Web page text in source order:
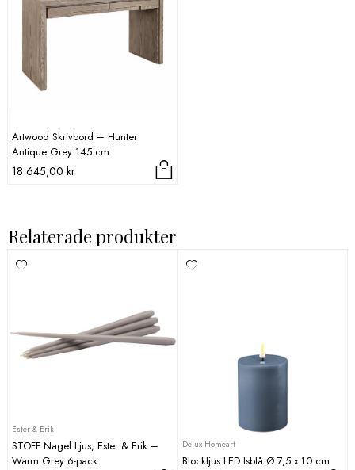
Artwood Skrivbord – Hunter
Antique Grey 145 cm
18 645,00 kr
Relaterade produkter
Ester & Erik
STOFF Nagel Ljus, Ester & Erik –
Warm Grey 6-pack
Delux Homeart
Blockljus LED Isblå Ø 7,5 x 10 cm